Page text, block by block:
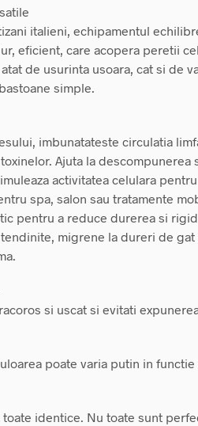
italieni, echipamentul
eficient, care acopera peretii
de usurinta usoara, cat si de
simple.
imbunatateste circulatia
Ajuta la descompunerea
activitatea celulara
spa, salon sau tratamente
pentru a reduce durerea si
migrene la dureri de gat
si uscat si evitati
poate varia putin in
identice. Nu toate sunt